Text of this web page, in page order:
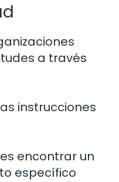
a través
instrucciones
encontrar un
específico